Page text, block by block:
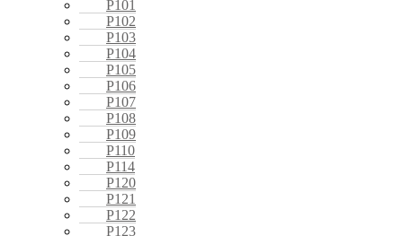
P101
P102
P103
P104
P105
P106
P107
P108
P109
P110
P114
P120
P121
P122
P123